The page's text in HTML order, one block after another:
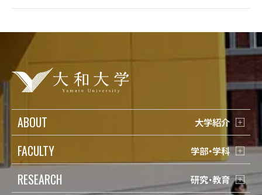
ABOUT 大学紹介
FACULTY 学部・学科
RESEARCH 研究・教育